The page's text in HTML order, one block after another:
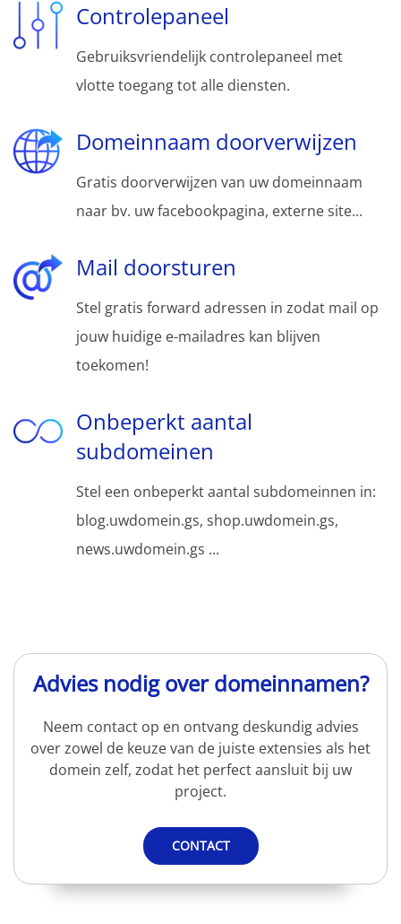
Controlepaneel
Gebruiksvriendelijk controlepaneel met
vlotte toegang tot alle diensten.
Domeinnaam doorverwijzen
Gratis doorverwijzen van uw domeinnaam
naar bv. uw facebookpagina, externe site...
Mail doorsturen
Stel gratis forward adressen in zodat mail op
jouw huidige e-mailadres kan blijven
toekomen!
Onbeperkt aantal
subdomeinen
Stel een onbeperkt aantal subdomeinnen in:
blog.uwdomein.gs, shop.uwdomein.gs,
news.uwdomein.gs ...
Advies nodig over domeinnamen?
Neem contact op en ontvang deskundig advies
over zowel de keuze van de juiste extensies als het
domein zelf, zodat het perfect aansluit bij uw
project.
CONTACT